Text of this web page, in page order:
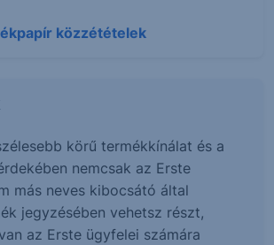
közzétételek
körű termékkínálat és a
nemcsak az Erste
más neves kibocsátó által
jegyzésében vehetsz részt,
az Erste ügyfelei számára